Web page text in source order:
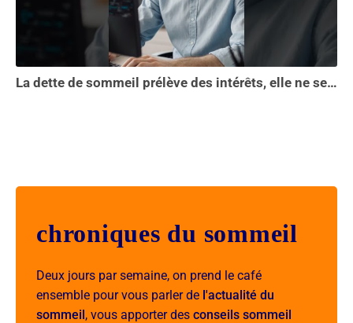
La dette de sommeil prélève des intérêts, elle ne se solde pas en une seule nuit...
chroniques du sommeil
Deux jours par semaine, on prend le café
ensemble pour vous parler de l'actualité du
sommeil, vous apporter des conseils sommeil